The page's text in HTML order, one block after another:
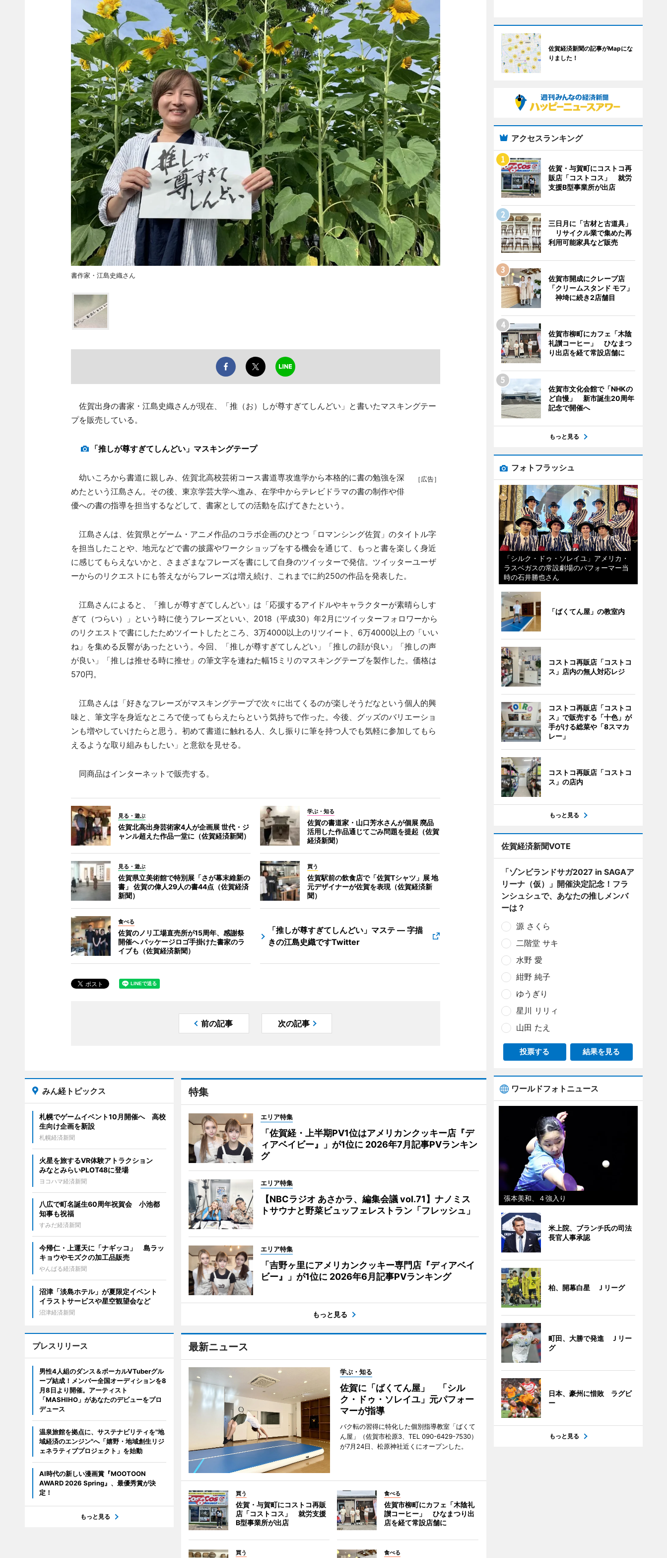
書作家・江島史織さん
佐賀出身の書家・江島史織さんが現在、「推（お）しが尊すぎてしんどい」と書いたマスキングテー
プを販売している。
「推しが尊すぎてしんどい」マスキングテープ
［広告］
幼いころから書道に親しみ、佐賀北高校芸術コース書道専攻進学から本格的に書の勉強を深
めたという江島さん。その後、東京学芸大学へ進み、在学中からテレビドラマの書の制作や俳
優への書の指導を担当するなどして、書家としての活動を広げてきたという。
江島さんは、佐賀県とゲーム・アニメ作品のコラボ企画のひとつ「ロマンシング佐賀」のタイトル字
を担当したことや、地元などで書の披露やワークショップをする機会を通じて、もっと書を楽しく身近
に感じてもらえないかと、さまざまなフレーズを書にして自身のツイッターで発信。ツイッターユーザ
ーからのリクエストにも答えながらフレーズは増え続け、これまでに約250の作品を発表した。
江島さんによると、「推しが尊すぎてしんどい」は「応援するアイドルやキャラクターが素晴らしす
ぎて（つらい）」という時に使うフレーズといい、2018（平成30）年2月にツイッターフォロワーから
のリクエストで書にしたためツイートしたところ、3万4000以上のリツイート、6万4000以上の「いい
ね」を集める反響があったという。今回、「推しが尊すぎてしんどい」「推しの顔が良い」「推しの声
が良い」「推しは推せる時に推せ」の筆文字を連ねた幅15ミリのマスキングテープを製作した。価格は
570円。
江島さんは「好きなフレーズがマスキングテープで次々に出てくるのが楽しそうだなという個人的興
味と、筆文字を身近なところで使ってもらえたらという気持ちで作った。今後、グッズのバリエーショ
ンも増やしていけたらと思う。初めて書道に触れる人、久し振りに筆を持つ人でも気軽に参加してもら
えるような取り組みもしたい」と意欲を見せる。
同商品はインターネットで販売する。
見る・遊ぶ
佐賀北高出身芸術家4人が企画展 世代・ジ
ャンル超えた作品一堂に（佐賀経済新聞）
学ぶ・知る
佐賀の書道家・山口芳水さんが個展 廃品
活用した作品通じてごみ問題を提起（佐賀
経済新聞）
見る・遊ぶ
佐賀県立美術館で特別展「さが幕末維新の
書」 佐賀の偉人29人の書44点（佐賀経済
新聞）
買う
佐賀駅前の飲食店で「佐賀Tシャツ」展 地
元デザイナーが佐賀を表現（佐賀経済新
聞）
食べる
佐賀のノリ工場直売所が15周年、感謝祭
開催へ パッケージロゴ手掛けた書家のラ
イブも（佐賀経済新聞）
「推しが尊すぎてしんどい」マステ ― 字描
きの江島史織ですTwitter
前の記事 次の記事
特集
エリア特集
「佐賀経・上半期PV1位はアメリカンクッキー店『デ
ィアベイビー』」が1位に 2026年7月記事PVランキン
グ
エリア特集
【NBCラジオ あさかラ、編集会議 vol.71】ナノミス
トサウナと野菜ビュッフェレストラン「フレッシュ」
エリア特集
「吉野ヶ里にアメリカンクッキー専門店『ディアベイ
ビー』」が1位に 2026年6月記事PVランキング
もっと見る
最新ニュース
学ぶ・知る
佐賀に「ばくてん屋」 「シル
ク・ドゥ・ソレイユ」元パフォー
マーが指導
バク転の習得に特化した個別指導教室「ばくて
ん屋」（佐賀市松原3、TEL 090-6429-7530）
が7月24日、松原神社近くにオープンした。
買う
佐賀・与賀町にコストコ再販
店「コストコス」 就労支援
B型事業所が出店
食べる
佐賀市柳町にカフェ「木陰礼
讃コーヒー」 ひなまつり出
店を経て常設店舗に
買う 食べる
みん経トピックス
札幌でゲームイベント10月開催へ 高校
生向け企画を新設
札幌経済新聞
火星を旅するVR体験アトラクション
みなとみらいPLOT48に登場
ヨコハマ経済新聞
八広で町名誕生60周年祝賀会 小池都
知事も祝福
すみだ経済新聞
今帰仁・上運天に「ナギッコ」 島ラッ
キョウやモズクの加工品販売
やんばる経済新聞
沼津「淡島ホテル」が夏限定イベント
イラストサービスや星空観望会など
沼津経済新聞
プレスリリース
男性4人組のダンス＆ボーカルVTuberグル
ープ結成！メンバー全国オーディションを8
月8日より開催。アーティスト
「MASHIHO」があなたのデビューをプロ
デュース
温泉旅館を拠点に、サステナビリティを"地
域経済のエンジン"へ「嬉野・地域創生リジ
ェネラティブプロジェクト」を始動
AI時代の新しい漫画賞『MOOTOON
AWARD 2026 Spring』、最優秀賞が決
定！
もっと見る
佐賀経済新聞の記事がMapにな
りました！
アクセスランキング
佐賀・与賀町にコストコ再
販店「コストコス」 就労
支援B型事業所が出店
三日月に「古材と古道具」
リサイクル業で集めた再
利用可能家具など販売
佐賀市開成にクレープ店
「クリームスタンド モフ」
神埼に続き2店舗目
佐賀市柳町にカフェ「木陰
礼讃コーヒー」 ひなまつ
り出店を経て常設店舗に
佐賀市文化会館で「NHKの
ど自慢」 新市誕生20周年
記念で開催へ
もっと見る
フォトフラッシュ
「シルク・ドゥ・ソレイユ」アメリカ・
ラスベガスの常設劇場のパフォーマー当
時の石井勝也さん
「ばくてん屋」の教室内
コストコ再販店「コストコ
ス」店内の無人対応レジ
コストコ再販店「コストコ
ス」で販売する「十色」が
手がける総菜や「8スマカ
レー」
コストコ再販店「コストコ
ス」の店内
もっと見る
佐賀経済新聞VOTE
「ゾンビランドサガ2027 in SAGAア
リーナ（仮）」開催決定記念！フラ
ンシュシュで、あなたの推しメンバ
ーは？
源 さくら
二階堂 サキ
水野 愛
紺野 純子
ゆうぎり
星川 リリィ
山田 たえ
投票する 結果を見る
ワールドフォトニュース
張本美和、４強入り
米上院、ブランチ氏の司法
長官人事承認
柏、開幕白星 Ｊリーグ
町田、大勝で発進 Ｊリー
グ
日本、豪州に惜敗 ラグビ
ー
もっと見る